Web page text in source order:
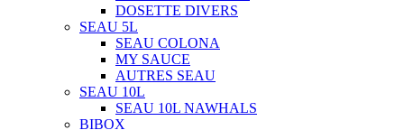
DOSETTE DIVERS
SEAU 5L
SEAU COLONA
MY SAUCE
AUTRES SEAU
SEAU 10L
SEAU 10L NAWHALS
BIBOX